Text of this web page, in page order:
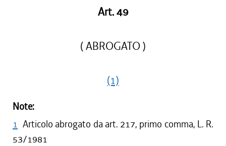
Art. 49
( ABROGATO )
(1)
Note:
1 Articolo abrogato da art. 217, primo comma, L. R.
53/1981